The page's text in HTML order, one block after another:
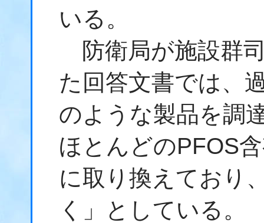
いる。
防衛局が施設群
た回答文書では、
のような製品を調
ほとんどのPFOS
に取り換えており
く」としている。